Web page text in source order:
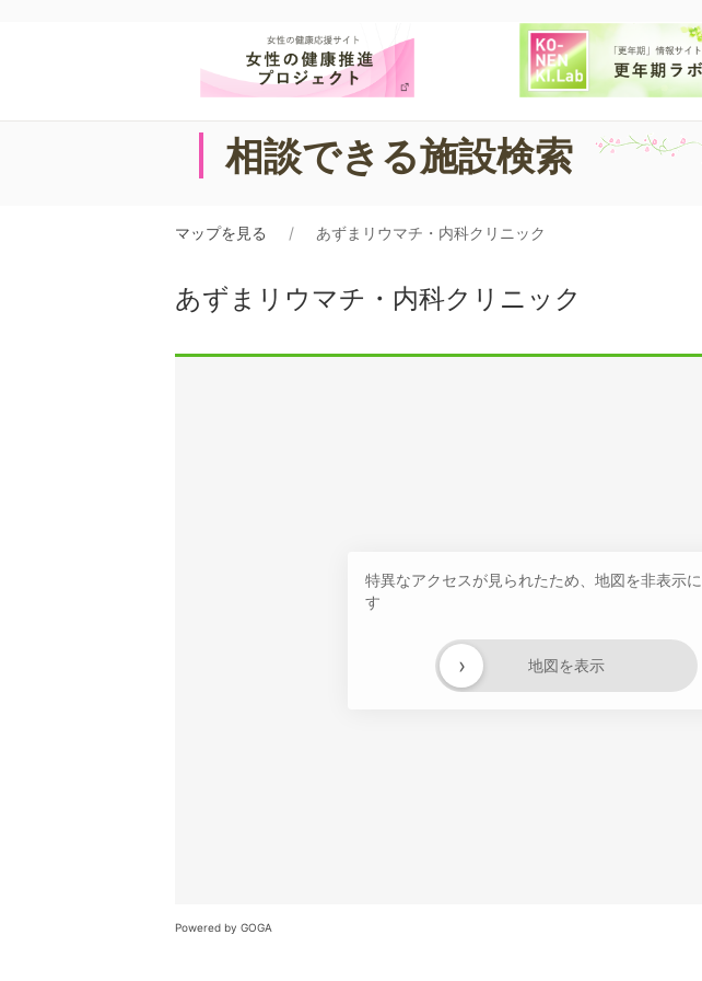
相談できる施設検索
マップを見る あずまリウマチ・内科クリニック
あずまリウマチ・内科クリニック
特異なアクセスが見られたため、地図を非表示
す
地図を表示
›
Powered by GOGA